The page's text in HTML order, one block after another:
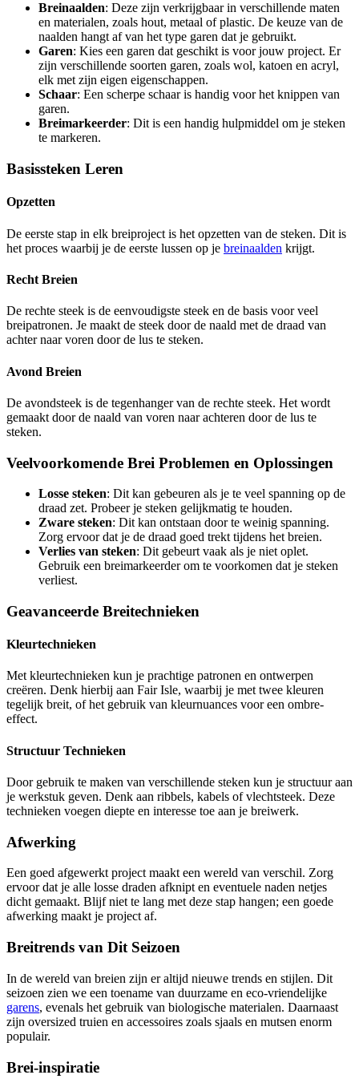
Breinaalden: Deze zijn verkrijgbaar in verschillende maten
en materialen, zoals hout, metaal of plastic. De keuze van de
naalden hangt af van het type garen dat je gebruikt.
Garen: Kies een garen dat geschikt is voor jouw project. Er
zijn verschillende soorten garen, zoals wol, katoen en acryl,
elk met zijn eigen eigenschappen.
Schaar: Een scherpe schaar is handig voor het knippen van
garen.
Breimarkeerder: Dit is een handig hulpmiddel om je steken
te markeren.
Basissteken Leren
Opzetten
De eerste stap in elk breiproject is het opzetten van de steken. Dit is
het proces waarbij je de eerste lussen op je breinaalden krijgt.
Recht Breien
De rechte steek is de eenvoudigste steek en de basis voor veel
breipatronen. Je maakt de steek door de naald met de draad van
achter naar voren door de lus te steken.
Avond Breien
De avondsteek is de tegenhanger van de rechte steek. Het wordt
gemaakt door de naald van voren naar achteren door de lus te
steken.
Veelvoorkomende Brei Problemen en Oplossingen
Losse steken: Dit kan gebeuren als je te veel spanning op de
draad zet. Probeer je steken gelijkmatig te houden.
Zware steken: Dit kan ontstaan door te weinig spanning.
Zorg ervoor dat je de draad goed trekt tijdens het breien.
Verlies van steken: Dit gebeurt vaak als je niet oplet.
Gebruik een breimarkeerder om te voorkomen dat je steken
verliest.
Geavanceerde Breitechnieken
Kleurtechnieken
Met kleurtechnieken kun je prachtige patronen en ontwerpen
creëren. Denk hierbij aan Fair Isle, waarbij je met twee kleuren
tegelijk breit, of het gebruik van kleurnuances voor een ombre-
effect.
Structuur Technieken
Door gebruik te maken van verschillende steken kun je structuur aan
je werkstuk geven. Denk aan ribbels, kabels of vlechtsteek. Deze
technieken voegen diepte en interesse toe aan je breiwerk.
Afwerking
Een goed afgewerkt project maakt een wereld van verschil. Zorg
ervoor dat je alle losse draden afknipt en eventuele naden netjes
dicht gemaakt. Blijf niet te lang met deze stap hangen; een goede
afwerking maakt je project af.
Breitrends van Dit Seizoen
In de wereld van breien zijn er altijd nieuwe trends en stijlen. Dit
seizoen zien we een toename van duurzame en eco-vriendelijke
garens, evenals het gebruik van biologische materialen. Daarnaast
zijn oversized truien en accessoires zoals sjaals en mutsen enorm
populair.
Brei-inspiratie